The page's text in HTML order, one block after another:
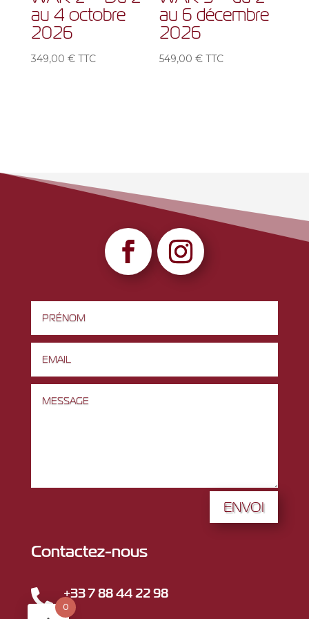
au 4 octobre
2026
349,00 € TTC
au 6 décembre
2026
549,00€ TTC
ENVOI
Contactez-nous
 +33 7 88 44 22 98
0